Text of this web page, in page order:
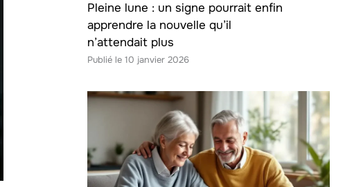
Pleine lune : un signe pourrait enfin
apprendre la nouvelle qu’il
n’attendait plus
10 janvier 2026